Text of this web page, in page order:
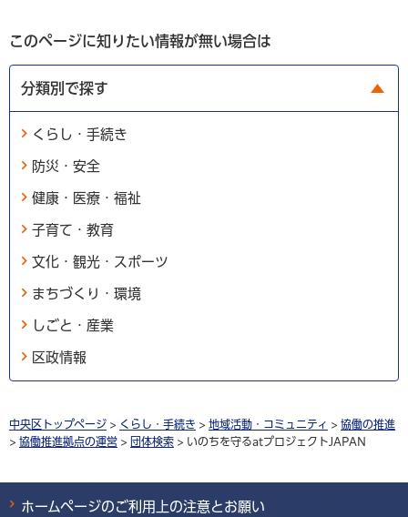
このページに知りたい情報が無い場合は
分類別で探す
くらし・手続き
防災・安全
健康・医療・福祉
子育て・教育
文化・観光・スポーツ
まちづくり・環境
しごと・産業
区政情報
中央区トップページ > くらし・手続き > 地域活動・コミュニティ > 協働の推進
> 協働推進拠点の運営 > 団体検索 > いのちを守るatプロジェクトJAPAN
ホームページのご利用上の注意とお願い